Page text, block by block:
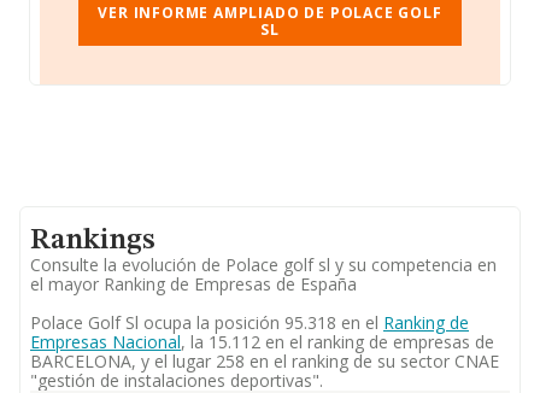
VER INFORME AMPLIADO DE POLACE GOLF
SL
Rankings
Consulte la evolución de Polace golf sl y su competencia en
el mayor Ranking de Empresas de España
Polace Golf Sl ocupa la posición 95.318 en el Ranking de
Empresas Nacional, la 15.112 en el ranking de empresas de
BARCELONA, y el lugar 258 en el ranking de su sector CNAE
"gestión de instalaciones deportivas".